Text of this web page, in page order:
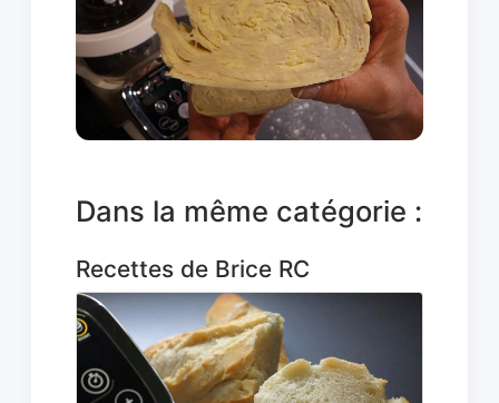
Dans la même catégorie :
Recettes de Brice RC